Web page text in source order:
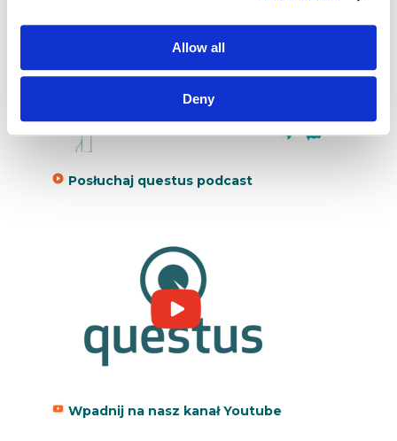
Allow all
Deny
Posłuchaj questus podcast
Wpadnij na nasz kanał Youtube